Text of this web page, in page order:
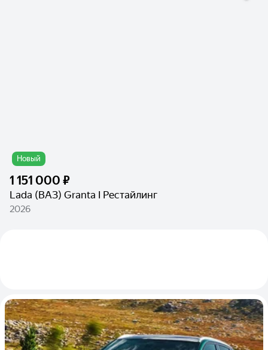
Новый
1 151 000 ₽
Lada (ВАЗ) Granta I Рестайлинг
2026